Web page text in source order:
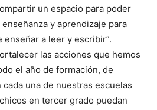
un espacio para poder
y aprendizaje para
a leer y escribir”.
las acciones que hemos
el año de formación, de
una de nuestras escuelas
en tercer grado puedan